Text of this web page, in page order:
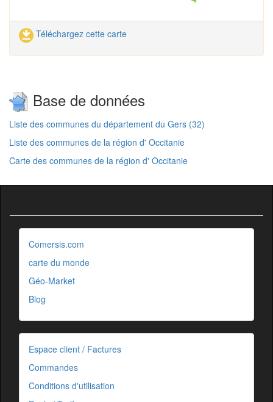
Téléchargez cette carte
Base de données
Liste des communes du département du Gers (32)
Liste des communes de la région d' Occitanie
Carte des communes de la région d' Occitanie
Comersis.com
carte du monde
Géo-Market
Blog
Espace client / Factures
Commandes
Conditions d'utilisation